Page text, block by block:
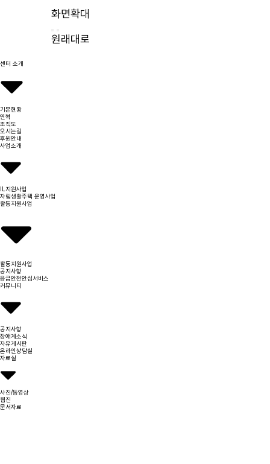
화면확대
원래대로
센터 소개
기본현황
연혁
조직도
오시는길
후원안내
사업소개
IL지원사업
자립생활주택 운영사업
활동지원사업
활동지원사업
공지사항
응급안전안심서비스
커뮤니티
공지사항
장애계소식
자유게시판
온라인상담실
자료실
사진/동영상
웹진
문서자료